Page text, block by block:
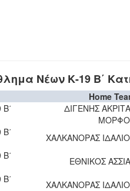
Νέων Κ-19 Β΄
Home
ΔΙΓΕΝΗΣ
ΧΑΛΚΑΝΟΡΑΣ
ΕΘΝΙΚΟΣ
ΧΑΛΚΑΝΟΡΑΣ